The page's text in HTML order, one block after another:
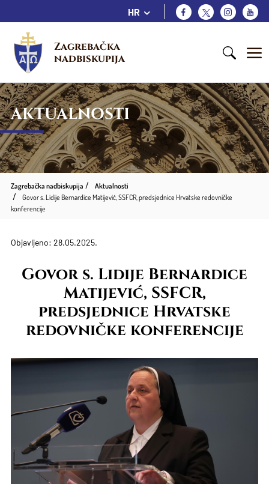
HR
Zagrebačka
nadbiskupija
AKTUALNOSTI
Zagrebačka nadbiskupija
Aktualnosti
Govor s. Lidije Bernardice Matijević, SSFCR, predsjednice Hrvatske redovničke
konferencije
Objavljeno: 28.05.2025.
Govor s. Lidije Bernardice
Matijević, SSFCR,
predsjednice Hrvatske
redovničke konferencije